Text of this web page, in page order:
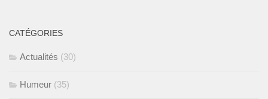
CATÉGORIES
Actualités (30)
Humeur (35)